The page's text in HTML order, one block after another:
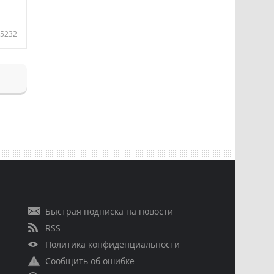
5232
Быстрая подписка на новости
RSS
Политика конфиденциальности
Сообщить об ошибке